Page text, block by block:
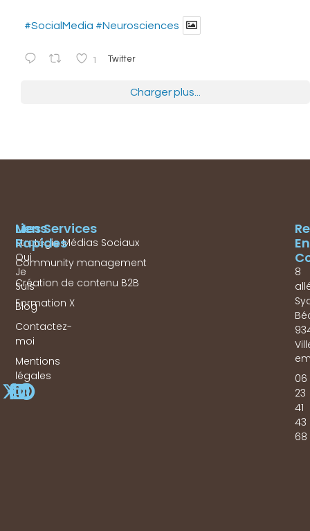
#SocialMedia #Neurosciences
1 Twitter
Charger plus...
Mes Services
Stratégie Médias Sociaux
Community management
Création de contenu B2B
Formation X
Liens
Rapides
Qui
Je
Suis
Blog
Contactez-
moi
Mentions
légales
En
8
06
23
41
43
68